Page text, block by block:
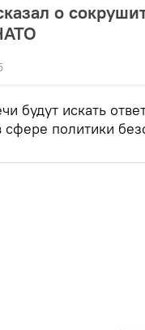
о
будут искать
политики